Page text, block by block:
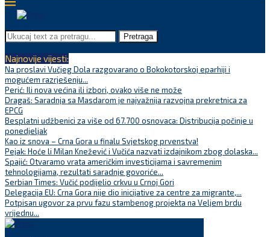
Pretraga
Najnovije vijesti:
Na proslavi Vučjeg Dola razgovarano o Bokokotorskoj eparhiji i
mogućem razrješenju...
Perić: Ili nova većina ili izbori, ovako više ne može
Dragaš: Saradnja sa Masdarom je najvažnija razvojna prekretnica za
EPCG
Besplatni udžbenici za više od 67.700 osnovaca: Distribucija počinje u
ponedjeljak
Kao iz snova – Crna Gora u finalu Svjetskog prvenstva!
Pejak: Hoće li Milan Knežević i Vučića nazvati izdajnikom zbog dolaska...
Spajić: Otvaramo vrata američkim investicijama i savremenim
tehnologijama, rezultati saradnje govoriće...
Serbian Times: Vučić podijelio crkvu u Crnoj Gori
Delegacija EU: Crna Gora nije dio inicijative za centre za migrante,...
Potpisan ugovor za prvu fazu stambenog projekta na Veljem brdu
vrijednu...